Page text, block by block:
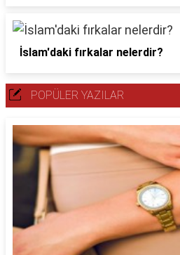
İslam'daki fırkalar nelerdir?
POPÜLER YAZILAR